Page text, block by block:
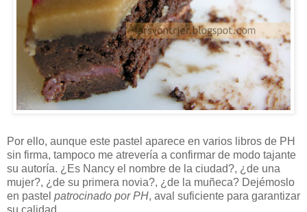
Por ello, aunque este pastel aparece en varios libros de PH
sin firma, tampoco me atrevería a confirmar de modo tajante
su autoría. ¿Es Nancy el nombre de la ciudad?, ¿de una
mujer?, ¿de su primera novia?, ¿de la muñeca? Dejémoslo
en pastel patrocinado por PH, aval suficiente para garantizar
su calidad.